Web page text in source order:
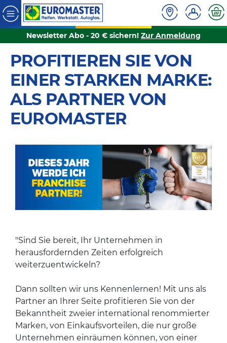
Newsletter Abo - 20 € sichern! Zur Anmeldung
PROFITIEREN SIE VON
EINER STARKEN MARKE:
ALS PARTNER VON
EUROMASTER
"Sind Sie bereit, Ihr Unternehmen in
herausfordernden Zeiten erfolgreich
weiterzuentwickeln?
Dann sollten wir uns Kennenlernen! Mit uns als
Partner an Ihrer Seite profitieren Sie von der
Bekanntheit zweier international renommierter
Marken, von Einkaufsvorteilen, die nur große
Unternehmen einräumen können, von einer